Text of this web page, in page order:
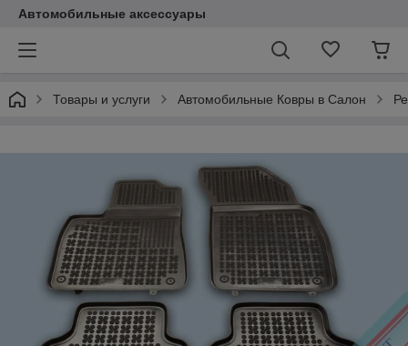
Автомобильные аксессуары
Товары и услуги Автомобильные Ковры в Салон